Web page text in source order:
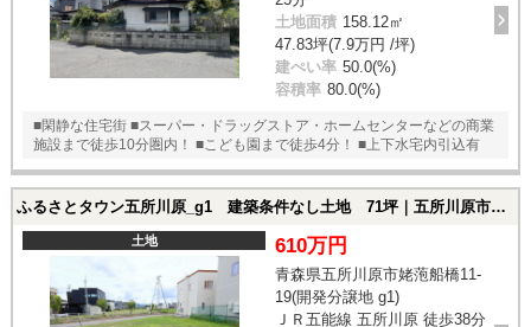
土地面積 158.12㎡
47.83坪(7.9万円 /坪)
建ぺい率 50.0(%)
容積率 80.0(%)
■閑静な住宅街 ■スーパー・ドラッグストア・ホームセンターなどの商業
施設まで徒歩10分圏内！ ■こども園まで徒歩4分！ ■上下水宅内引込有
ふるさとタウン五所川原_g1 建築条件なし土地 71坪｜五所川原市姥萢船橋11-19(開発分譲地 g1)の土地
土地 610万円
青森県五所川原市姥萢船橋11-
19(開発分譲地 g1)
ＪＲ五能線 五所川原 徒歩38分